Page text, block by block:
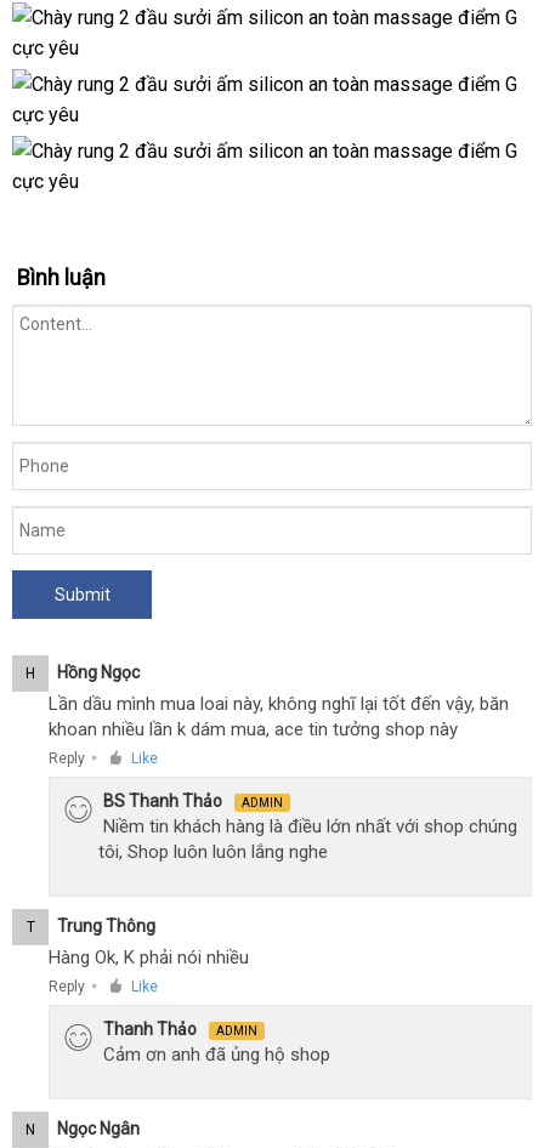
Bình luận
H Hồng Ngọc
Lần dầu mình mua loai này, không nghĩ lại tốt đến vậy, băn
khoan nhiều lần k dám mua, ace tin tưởng shop này
Reply ● Like
BS Thanh Thảo ADMIN
Niềm tin khách hàng là điều lớn nhất với shop chúng
tôi, Shop luôn luôn lắng nghe
T Trung Thông
Hàng Ok, K phải nói nhiều
Reply ● Like
Thanh Thảo ADMIN
Cảm ơn anh đã ủng hộ shop
N Ngọc Ngân